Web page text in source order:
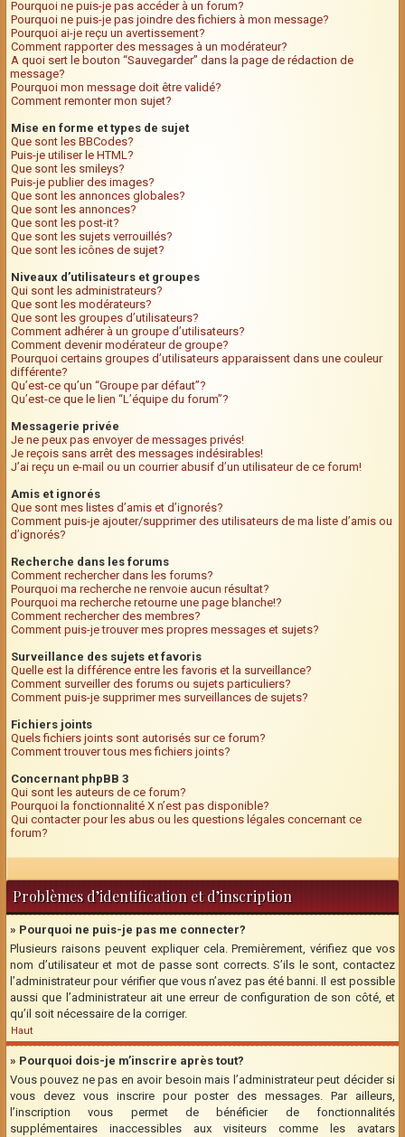
Pourquoi ne puis-je pas accéder à un forum?
Pourquoi ne puis-je pas joindre des fichiers à mon message?
Pourquoi ai-je reçu un avertissement?
Comment rapporter des messages à un modérateur?
A quoi sert le bouton “Sauvegarder” dans la page de rédaction de
message?
Pourquoi mon message doit être validé?
Comment remonter mon sujet?
Mise en forme et types de sujet
Que sont les BBCodes?
Puis-je utiliser le HTML?
Que sont les smileys?
Puis-je publier des images?
Que sont les annonces globales?
Que sont les annonces?
Que sont les post-it?
Que sont les sujets verrouillés?
Que sont les icônes de sujet?
Niveaux d’utilisateurs et groupes
Qui sont les administrateurs?
Que sont les modérateurs?
Que sont les groupes d’utilisateurs?
Comment adhérer à un groupe d’utilisateurs?
Comment devenir modérateur de groupe?
Pourquoi certains groupes d’utilisateurs apparaissent dans une couleur
différente?
Qu’est-ce qu’un “Groupe par défaut”?
Qu’est-ce que le lien “L’équipe du forum”?
Messagerie privée
Je ne peux pas envoyer de messages privés!
Je reçois sans arrêt des messages indésirables!
J’ai reçu un e-mail ou un courrier abusif d’un utilisateur de ce forum!
Amis et ignorés
Que sont mes listes d’amis et d’ignorés?
Comment puis-je ajouter/supprimer des utilisateurs de ma liste d’amis ou
d’ignorés?
Recherche dans les forums
Comment rechercher dans les forums?
Pourquoi ma recherche ne renvoie aucun résultat?
Pourquoi ma recherche retourne une page blanche!?
Comment rechercher des membres?
Comment puis-je trouver mes propres messages et sujets?
Surveillance des sujets et favoris
Quelle est la différence entre les favoris et la surveillance?
Comment surveiller des forums ou sujets particuliers?
Comment puis-je supprimer mes surveillances de sujets?
Fichiers joints
Quels fichiers joints sont autorisés sur ce forum?
Comment trouver tous mes fichiers joints?
Concernant phpBB 3
Qui sont les auteurs de ce forum?
Pourquoi la fonctionnalité X n’est pas disponible?
Qui contacter pour les abus ou les questions légales concernant ce
forum?
Problèmes d’identification et d’inscription
» Pourquoi ne puis-je pas me connecter?
Plusieurs raisons peuvent expliquer cela. Premièrement, vérifiez que vos
nom d’utilisateur et mot de passe sont corrects. S’ils le sont, contactez
l’administrateur pour vérifier que vous n’avez pas été banni. Il est possible
aussi que l’administrateur ait une erreur de configuration de son côté, et
qu’il soit nécessaire de la corriger.
Haut
» Pourquoi dois-je m’inscrire après tout?
Vous pouvez ne pas en avoir besoin mais l’administrateur peut décider si
vous devez vous inscrire pour poster des messages. Par ailleurs,
l’inscription vous permet de bénéficier de fonctionnalités
supplémentaires inaccessibles aux visiteurs comme les avatars